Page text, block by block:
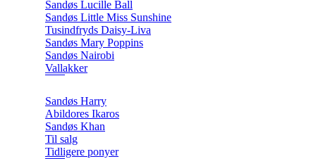
Sandøs Lucille Ball
Sandøs Little Miss Sunshine
Tusindfryds Daisy-Liva
Sandøs Mary Poppins
Sandøs Nairobi
Vallakker
Sandøs Harry
Abildores Ikaros
Sandøs Khan
Til salg
Tidligere ponyer